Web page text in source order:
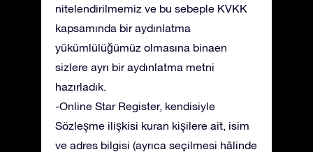
nitelendirilmemiz ve bu sebeple KVKK
kapsamında bir aydınlatma
yükümlülüğümüz olmasına binaen
sizlere ayrı bir aydınlatma metni
hazırladık.
-Online Star Register, kendisiyle
Sözleşme ilişkisi kuran kişilere ait, isim
ve adres bilgisi (ayrıca seçilmesi hâlinde